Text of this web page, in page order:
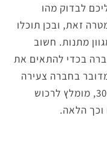
לבדוק מהו
זאת, ובכן תוכלו
מתנות. חשוב
בכדי להתאים את
בחברה צעירה
ודינמית בה רוב העובדים סביב גילאי 30, מומלץ לרכוש
וכך הלאה.